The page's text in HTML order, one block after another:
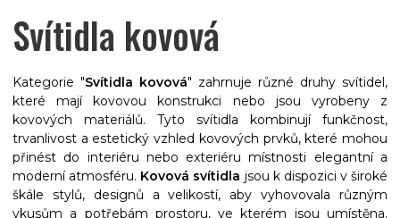
Svítidla kovová
Kategorie "Svítidla kovová" zahrnuje různé druhy svítidel,
které mají kovovou konstrukci nebo jsou vyrobeny z
kovových materiálů. Tyto svítidla kombinují funkčnost,
trvanlivost a estetický vzhled kovových prvků, které mohou
přinést do interiéru nebo exteriéru místnosti elegantní a
moderní atmosféru. Kovová svítidla jsou k dispozici v široké
škále stylů, designů a velikostí, aby vyhovovala různým
vkusům a potřebám prostoru, ve kterém jsou umístěna.